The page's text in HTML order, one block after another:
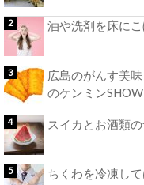
油や洗剤を床に
広島のがんす美
のケンミンSHOW
スイカとお酒類
ちくわを冷凍し